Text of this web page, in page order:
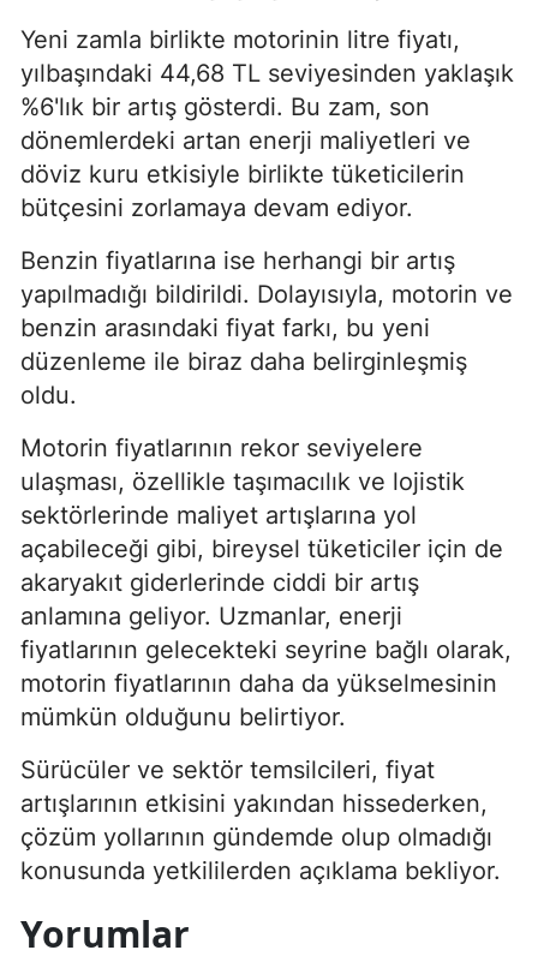
Yeni zamla birlikte motorinin litre fiyatı,
yılbaşındaki 44,68 TL seviyesinden yaklaşık
%6'lık bir artış gösterdi. Bu zam, son
dönemlerdeki artan enerji maliyetleri ve
döviz kuru etkisiyle birlikte tüketicilerin
bütçesini zorlamaya devam ediyor.
Benzin fiyatlarına ise herhangi bir artış
yapılmadığı bildirildi. Dolayısıyla, motorin ve
benzin arasındaki fiyat farkı, bu yeni
düzenleme ile biraz daha belirginleşmiş
oldu.
Motorin fiyatlarının rekor seviyelere
ulaşması, özellikle taşımacılık ve lojistik
sektörlerinde maliyet artışlarına yol
açabileceği gibi, bireysel tüketiciler için de
akaryakıt giderlerinde ciddi bir artış
anlamına geliyor. Uzmanlar, enerji
fiyatlarının gelecekteki seyrine bağlı olarak,
motorin fiyatlarının daha da yükselmesinin
mümkün olduğunu belirtiyor.
Sürücüler ve sektör temsilcileri, fiyat
artışlarının etkisini yakından hissederken,
çözüm yollarının gündemde olup olmadığı
konusunda yetkililerden açıklama bekliyor.
Yorumlar